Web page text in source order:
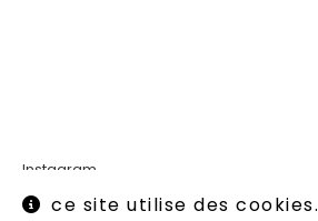
Conditions générales
Instagram
ce site utilise des cookies.